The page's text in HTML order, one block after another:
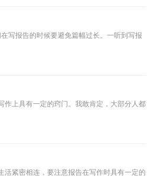
写报告的时候要避免篇幅过长。一听到写报
上具有一定的窍门。我敢肯定，大部分人都
紧密相连，要注意报告在写作时具有一定的